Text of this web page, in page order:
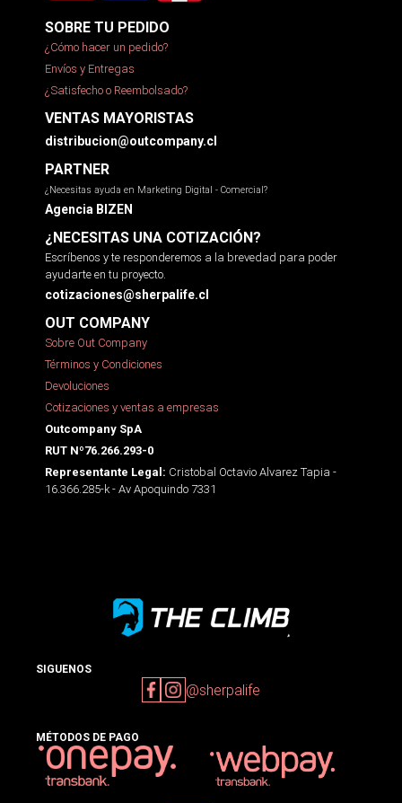
SOBRE TU PEDIDO
¿Cómo hacer un pedido?
Envíos y Entregas
¿Satisfecho o Reembolsado?
VENTAS MAYORISTAS
distribucion@outcompany.cl
PARTNER
¿Necesitas ayuda en Marketing Digital - Comercial?
Agencia BIZEN
¿NECESITAS UNA COTIZACIÓN?
Escríbenos y te responderemos a la brevedad para poder
ayudarte en tu proyecto.
cotizaciones@sherpalife.cl
OUT COMPANY
Sobre Out Company
Términos y Condiciones
Devoluciones
Cotizaciones y ventas a empresas
Outcompany SpA
RUT Nº76.266.293-0
Representante Legal: Cristobal Octavio Alvarez Tapia -
16.366.285-k - Av Apoquindo 7331
SIGUENOS
@sherpalife
MÉTODOS DE PAGO